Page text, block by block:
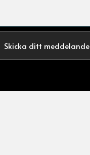
Skicka ditt meddelande